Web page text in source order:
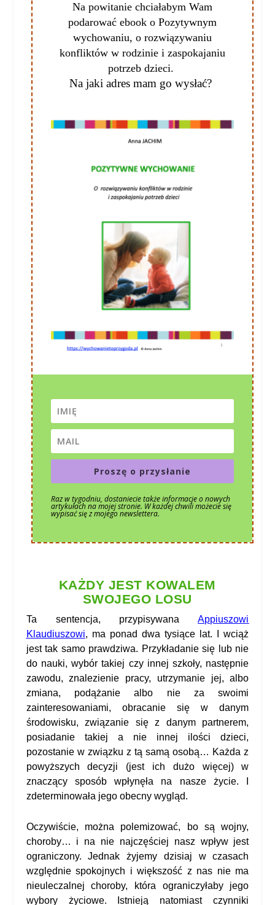
Na powitanie chciałabym Wam
podarować ebook o Pozytywnym
wychowaniu, o rozwiązywaniu
konfliktów w rodzinie i zaspokajaniu
potrzeb dzieci.
Na jaki adres mam go wysłać?
Proszę o przysłanie
Raz w tygodniu, dostaniecie także informacje o nowych
artykułach na mojej stronie. W każdej chwili możecie się
wypisać się z mojego newslettera.
KAŻDY JEST KOWALEM
SWOJEGO LOSU
Ta sentencja, przypisywanaAppiuszowi
Klaudiuszowi, ma ponad dwa tysiące lat. I wciąż
jest tak samo prawdziwa. Przykładanie się lub nie
do nauki, wybór takiej czy innej szkoły, następnie
zawodu, znalezienie pracy, utrzymanie jej, albo
zmiana, podążanie albo nie za swoimi
zainteresowaniami, obracanie się w danym
środowisku, związanie się z danym partnerem,
posiadanie takiej a nie innej ilości dzieci,
pozostanie w związku z tą samą osobą… Każda z
powyższych decyzji (jest ich dużo więcej) w
znaczący sposób wpłynęła na nasze życie. I
zdeterminowała jego obecny wygląd.
Oczywiście, można polemizować, bo są wojny,
choroby… i na nie najczęściej nasz wpływ jest
ograniczony. Jednak żyjemy dzisiaj w czasach
względnie spokojnych i większość z nas nie ma
nieuleczalnej choroby, która ograniczyłaby jego
wybory życiowe. Istnieją natomiast czynniki